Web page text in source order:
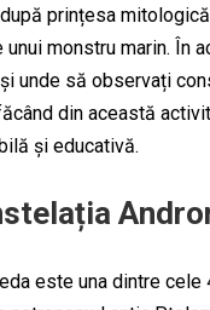
prințesa
monstru marin. În
unde să observați
din această
și educativă.
este una dintre cele